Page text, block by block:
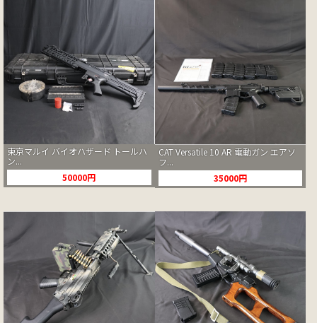
東京マルイ バイオハザード トールハ
ン...
50000円
CAT Versatile 10 AR 電動ガン エアソ
フ...
35000円